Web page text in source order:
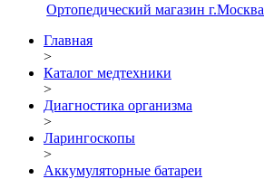
Ортопедический магазин г.Москва
Главная
>
Каталог медтехники
>
Диагностика организма
>
Ларингоскопы
>
Аккумуляторные батареи